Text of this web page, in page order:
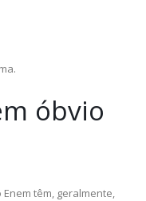
óbvio
têm, geralmente,